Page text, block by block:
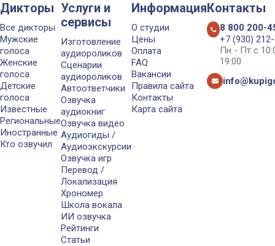
Дикторы
Все дикторы
Мужские
голоса
Женские
голоса
Детские
голоса
Известные
Региональные
Иностранные
Кто озвучил
Услуги и
сервисы
Изготовление
аудиороликов
Сценарии
аудиороликов
Автоответчики
Озвучка
аудиокниг
Озвучка видео
Аудиогиды /
Аудиоэкскурсии
Озвучка игр
Перевод /
Локализация
Хрономер
Школа вокала
ИИ озвучка
Рейтинги
Статьи
Информация
О студии
Цены
Оплата
FAQ
Вакансии
Правила сайта
Контакты
Карта сайта
Контакты
8 800 200-
+7 (930)
Пн - Пт с
19:00